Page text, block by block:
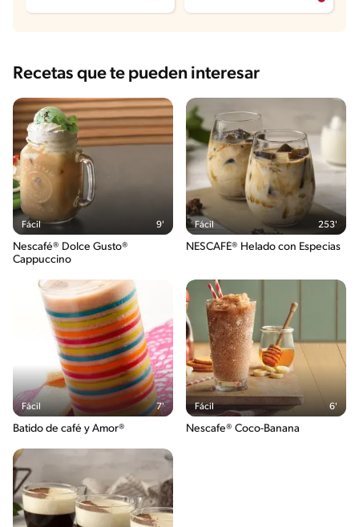
Recetas que te pueden interesar
Fácil 9'
Nescafé® Dolce Gusto®
Cappuccino
Fácil 253'
NESCAFÉ® Helado con Especias
Fácil 7'
Batido de café y Amor®
Fácil 6'
Nescafe® Coco-Banana